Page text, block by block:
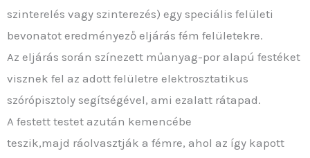
szinterelés vagy szinterezés) egy speciális felületi
bevonatot eredményező eljárás fém felületekre.
Az eljárás során színezett műanyag-por alapú festéket
visznek fel az adott felületre elektrosztatikus
szórópisztoly segítségével, ami ezalatt rátapad.
A festett testet azután kemencébe
teszik,majd ráolvasztják a fémre, ahol az így kapott